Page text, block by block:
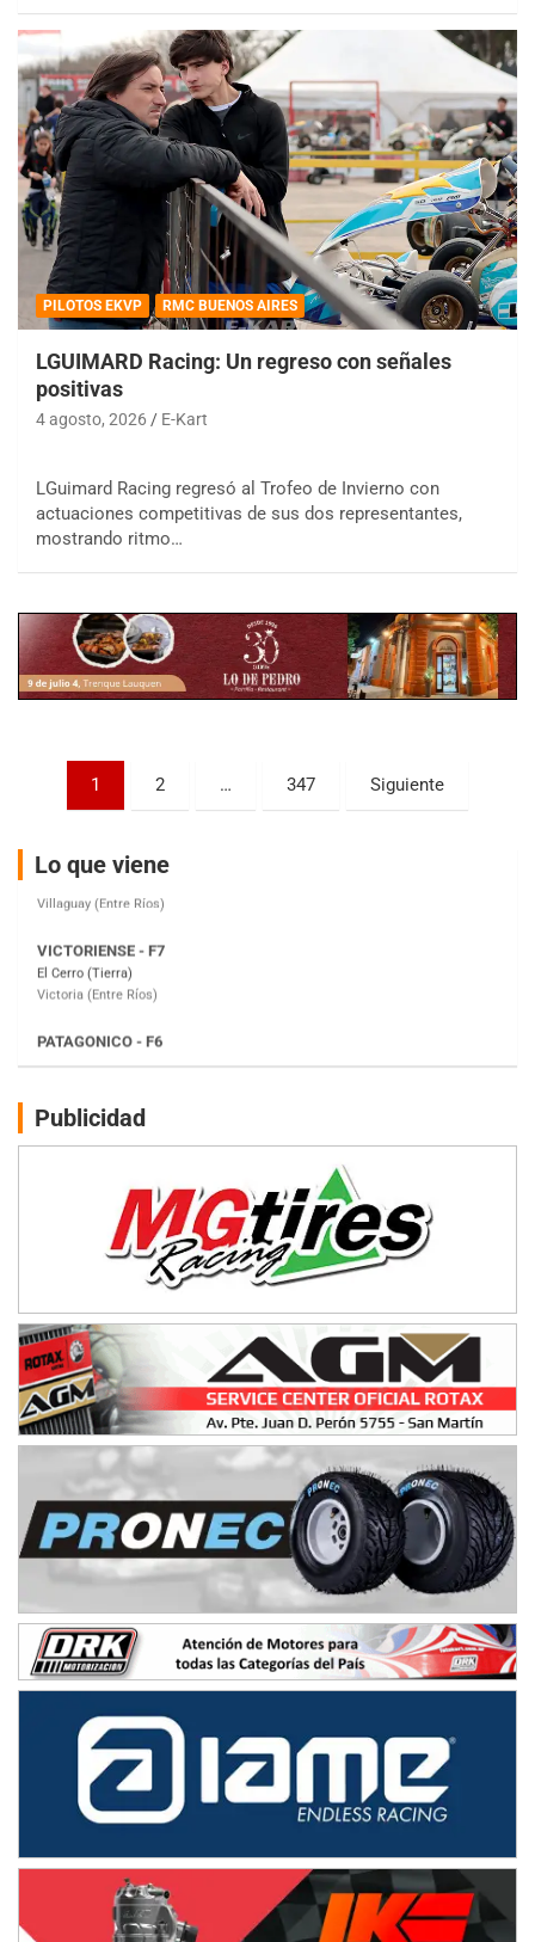
PILOTOS EKVP RMC BUENOS AIRES
LGUIMARD Racing: Un regreso con señales
positivas
4 agosto, 2026 E-Kart
LGuimard Racing regresó al Trofeo de Invierno con
actuaciones competitivas de sus dos representantes,
mostrando ritmo…
Paginación
entradas
1 2 … 347 Siguiente
Lo que viene
COBERTURA ESPECIAL DE E-KART.COM.AR
08/09-AGO
KDO - F6
Ciudad de Trenque Lauquen (Asfalto)
Trenque Lauquen (Buenos Aires)
Villaguay (Entre Ríos)
El Cerro (Tierra)
Victoria (Entre Ríos)
Moto Club Reginense (Tierra)
Gral. E. Godoy (Río Negro)
Juventud Unida (Tierra)
Humboldt (Santa Fe)
NORESTE SANTAFESINO - F6
SUR SANTAFESINO - F4
José Samuel Sánchez (Tierra)
Rufino (Santa Fe)
TUCUMANO - F5
Juan Navarro (Asfalto)
El Timbó (Tucumán)
COBERTURA ESPECIAL DE E-KART.COM.AR
08/09-AGO
IAME SERIES ARGENTINA 6
Ramiro Tot (Asfalto)
Baradero (Buenos Aires)
KDO - F6
Ciudad de Trenque Lauquen (Asfalto)
Trenque Lauquen (Buenos Aires)
ENTRERRIANO - F6 (POSTERGADA)
Parque de la Velocidad (Asfalto)
Villaguay (Entre Ríos)
VICTORIENSE - F7
El Cerro (Tierra)
Victoria (Entre Ríos)
PATAGONICO - F6
Juventud Unida (Tierra)
Publicidad